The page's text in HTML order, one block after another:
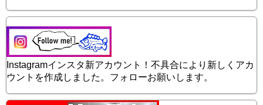
Instagramインスタ新アカウント！不具合により新しくアカ
ウントを作成しました。フォローお願いします。